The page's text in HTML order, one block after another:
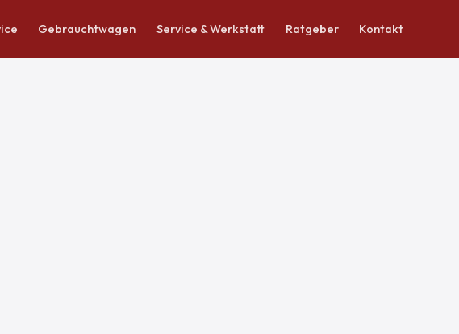
Gebrauchtwagen Service & Werkstatt Ratgeber Kontakt